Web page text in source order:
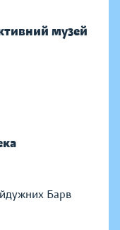
музей
Барв